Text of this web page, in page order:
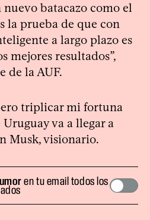
batacazo como el
la prueba de que con
a largo plazo es
mejores resultados”,
de la AUF.
triplicar mi fortuna
va a llegar a
Musk, visionario.
en tu email todos los